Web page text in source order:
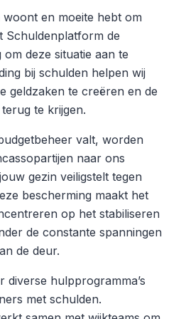
woont en moeite hebt om
Schuldenplatform de
deze situatie aan te
bij schulden helpen wij
geldzaken te creëren en de
te krijgen.
valt, worden
naar ons
gezin veiligstelt tegen
bescherming maakt het
op het stabiliseren
de constante spanningen
de deur.
diverse hulpprogramma’s
met schulden.